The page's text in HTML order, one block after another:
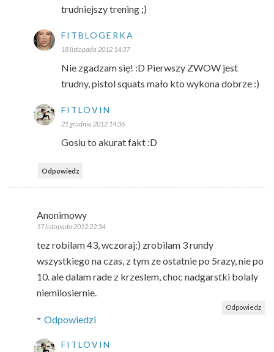
trudniejszy trening ;)
FITBLOGERKA
18 listopada 2012 14:37
Nie zgadzam się! :D Pierwszy ZWOW jest
trudny, pistol squats mało kto wykona dobrze :)
FITLOVIN
21 grudnia 2012 14:36
Gosiu to akurat fakt :D
Odpowiedz
Anonimowy
17 listopada 2012 22:34
tez robilam 43, wczoraj:) zrobilam 3 rundy
wszystkiego na czas, z tym ze ostatnie po 5razy, nie po
10. ale dalam rade z krzeslem, choc nadgarstki bolaly
niemilosiernie.
Odpowiedz
Odpowiedzi
FITLOVIN